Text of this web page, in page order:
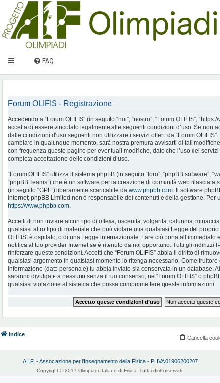
FAQ
Forum OLIFIS - Registrazione
Accedendo a “Forum OLIFIS” (in seguito “noi”, “nostro”, “Forum OLIFIS”,
accetta di essere vincolato legalmente alle seguenti condizioni d’uso. Se non
dalle condizioni d’uso seguenti non utilizzare i servizi offerti da “Forum
cambiare in qualunque momento, sarà nostra premura avvisarti di tali
con frequenza queste pagine per eventuali modifiche, dato che l’uso dei servizi
completa accettazione delle condizioni d’uso.
“Forum OLIFIS” utilizza il sistema phpBB (in seguito “loro”, “phpBB software”,
“phpBB Teams”) che è un software per la creazione di comunità web rilasciata
(in seguito “GPL”) liberamente scaricabile da www.phpbb.com. Il software
internet; phpBB Limited non è responsabile dei contenuti e della gestione. Per
https://www.phpbb.com.
Accetti di non inviare alcun tipo di offesa, oscenità, volgarità, calunnia,
qualsiasi altro tipo di materiale che può violare una qualsiasi Legge del proprio
OLIFIS” è ospitato, o di una Legge internazionale. Fare ciò porta
notifica al tuo provider Internet se è ritenuto da noi opportuno. Tutti gli indirizzi
rinforzare queste condizioni. Accetti che “Forum OLIFIS” abbia il diritto di
qualsiasi argomento in qualsiasi momento lo ritenga necessario. Come
informazione (dato personale) tu abbia inviato sia conservata in un database.
saranno divulgate a nessuno senza il tuo consenso, né “Forum OLIFIS” o
qualsiasi violazione al sistema che possa compromettere queste informazioni.
Indice
Cancella
A.I.F. - Associazione per l'Insegnamento della Fisica - P. IVA 01906200207
Copyright © 2017 Olimpiadi Italiane di Fisica. Tutti i diritti riservati.